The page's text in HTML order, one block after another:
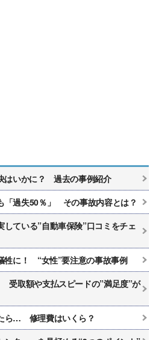
はいかに？ 過去の事例紹介
「過失50％」 その事故内容とは？
している”自動車保険”口コミをチェ
牲に！ “女性”要注意の事故事例
受取額や支払スピードの”満足度”が
ら… 修理費はいくら？